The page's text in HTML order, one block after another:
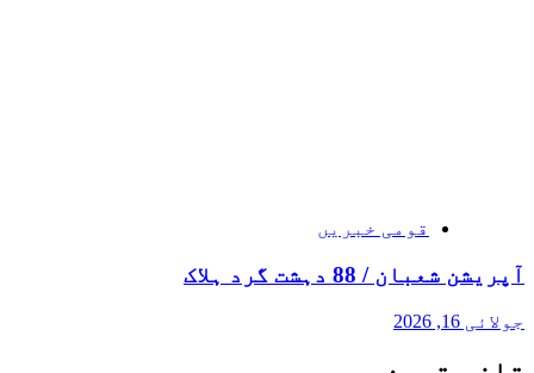
قومی خبریں
آپریشن شعبان / 88 دہشت گرد ہلاک
جولائی 16, 2026